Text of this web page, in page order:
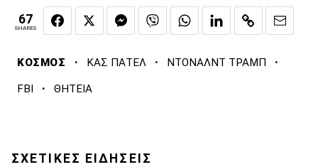
67
SHARES
ΚΟΣΜΟΣ · ΚΑΣ ΠΑΤΕΛ · ΝΤΟΝΑΛΝΤ ΤΡΑΜΠ ·
FBI · ΘΗΤΕΙΑ
ΣΧΕΤΙΚΕΣ ΕΙΔΗΣΕΙΣ